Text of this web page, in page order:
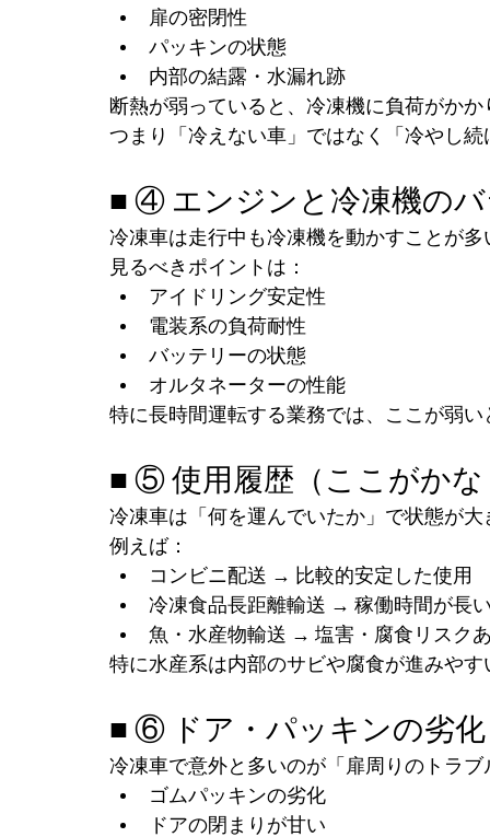
扉の密閉性
パッキンの状態
内部の結露・水漏れ跡
断熱が弱っていると、冷凍機に負荷がか
つまり「冷えない車」ではなく「冷やし
■ ④ エンジンと冷凍機の
冷凍車は走行中も冷凍機を動かすことが
見るべきポイントは：
アイドリング安定性
電装系の負荷耐性
バッテリーの状態
オルタネーターの性能
特に長時間運転する業務では、ここが弱
■ ⑤ 使用履歴（ここがかな
冷凍車は「何を運んでいたか」で状態が
例えば：
コンビニ配送 → 比較的安定した使用
冷凍食品長距離輸送 → 稼働時間が長
魚・水産物輸送 → 塩害・腐食リスク
特に水産系は内部のサビや腐食が進みや
■ ⑥ ドア・パッキンの劣化
冷凍車で意外と多いのが「扉周りのトラブ
ゴムパッキンの劣化
ドアの閉まりが甘い